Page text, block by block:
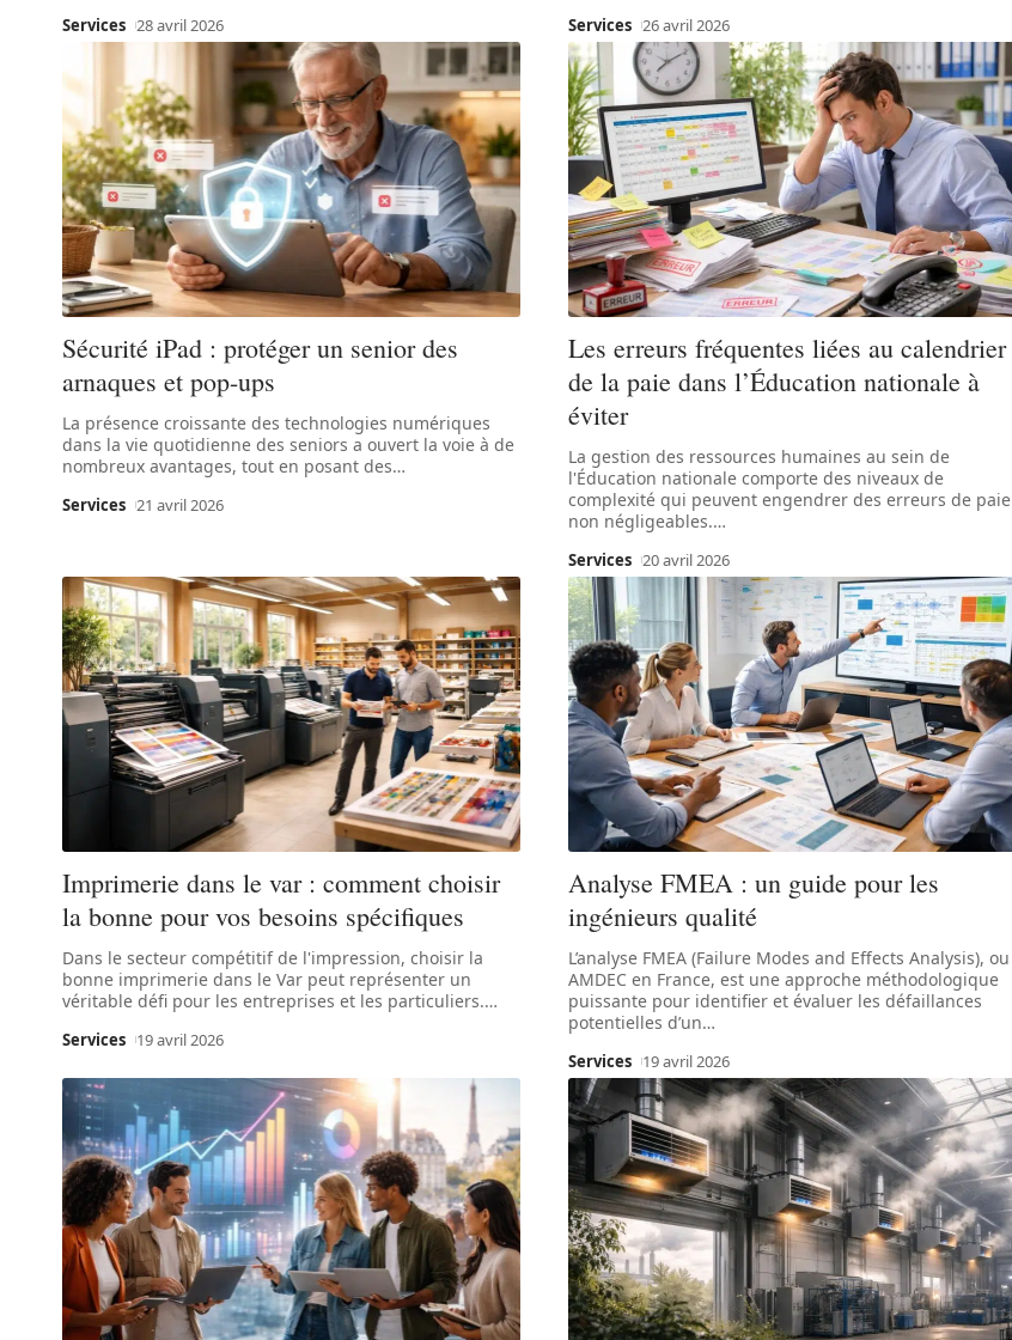
Services 28 avril 2026 Services 26 avril 2026
Sécurité iPad : protéger un senior des
arnaques et pop-ups
La présence croissante des technologies numériques
dans la vie quotidienne des seniors a ouvert la voie à de
nombreux avantages, tout en posant des…
Services 21 avril 2026
Les erreurs fréquentes liées au calendrier
de la paie dans l’Éducation nationale à
éviter
La gestion des ressources humaines au sein de
l'Éducation nationale comporte des niveaux de
complexité qui peuvent engendrer des erreurs de paie
non négligeables.…
Services 20 avril 2026
Imprimerie dans le var : comment choisir
la bonne pour vos besoins spécifiques
Dans le secteur compétitif de l'impression, choisir la
bonne imprimerie dans le Var peut représenter un
véritable défi pour les entreprises et les particuliers.…
Services 19 avril 2026
Analyse FMEA : un guide pour les
ingénieurs qualité
L’analyse FMEA (Failure Modes and Effects Analysis), ou
AMDEC en France, est une approche méthodologique
puissante pour identifier et évaluer les défaillances
potentielles d’un…
Services 19 avril 2026